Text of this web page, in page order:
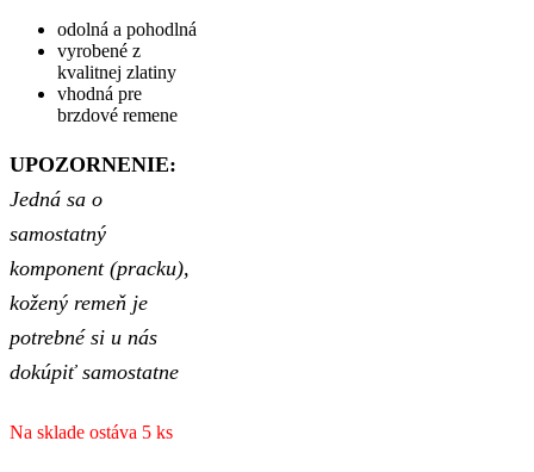
odolná a pohodlná
vyrobené z
kvalitnej zlatiny
vhodná pre
brzdové remene
UPOZORNENIE:
Jedná sa o
samostatný
komponent (pracku),
kožený remeň je
potrebné si u nás
dokúpiť samostatne
Na sklade ostáva 5 ks